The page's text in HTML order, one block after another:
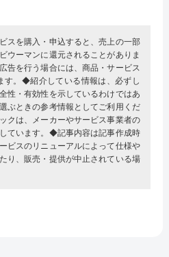
スを購入・申込すると、売上の一部
ウーマンに還元されることがありま
告を行う場合には、商品・サービス
す。◆紹介している情報は、必ずし
性・有効性を示しているわけではあ
ぶときの参考情報としてご利用くだ
クは、メーカーやサービス事業者の
ています。◆記事内容は記事作成時
ビスのリニューアルによって仕様や
り、販売・提供が中止されている場